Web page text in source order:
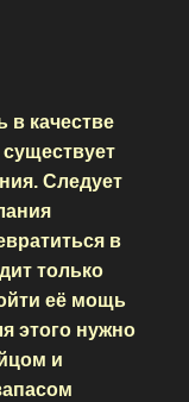
в качестве
Следует
в
только
её мощь
этого нужно
и